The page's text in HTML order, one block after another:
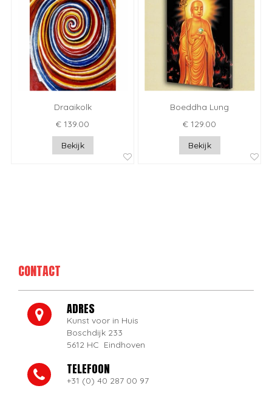
Draaikolk
€ 139.00
Bekijk
Boeddha Lung
€ 129.00
Bekijk
CONTACT
ADRES
Kunst voor in Huis
Boschdijk 233
5612 HC Eindhoven
TELEFOON
+31 (0) 40 287 00 97